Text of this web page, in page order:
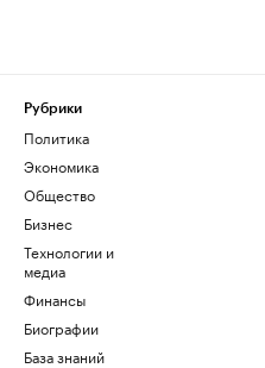
Рубрики
Политика
Экономика
Общество
Бизнес
Технологии и
медиа
Финансы
Биографии
База знаний